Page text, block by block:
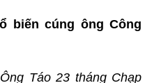
biến cúng ông Công
Táo 23 tháng Chạp